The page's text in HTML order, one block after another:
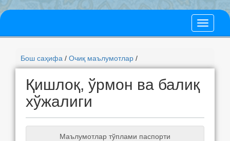
Бош саҳифа / Очиқ маълумотлар /
Қишлоқ, ўрмон ва балиқ
хўжалиги
Маълумотлар тўплами паспорти